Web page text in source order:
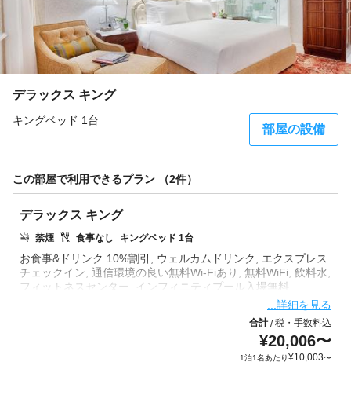
デラックス キング
キングベッド 1台
部屋の設備
この部屋で利用できるプラン （2件）
デラックス キング
禁煙 食事なし キングベッド 1台
お食事&ドリンク 10%割引, ウェルカムドリンク, エクスプレス
チェックイン, 通信環境の良い無料Wi-Fiあり, 無料WiFi, 飲料水,
...詳細を見る
合計/税・手数料込
¥20,006〜
1泊1名あたり¥10,003〜